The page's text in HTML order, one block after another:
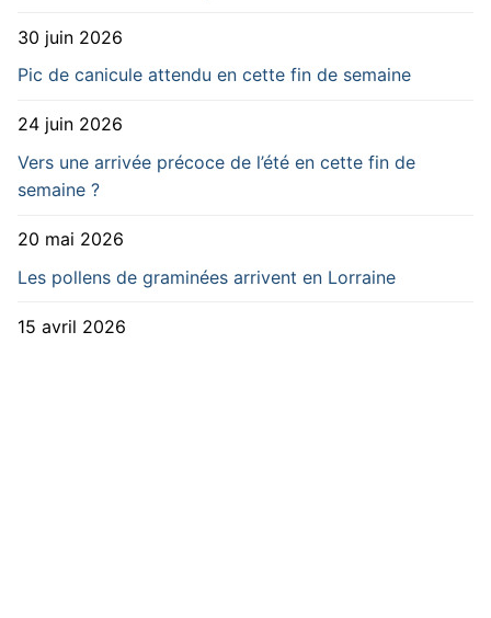
30 juin 2026
Pic de canicule attendu en cette fin de semaine
24 juin 2026
Vers une arrivée précoce de l’été en cette fin de
semaine ?
20 mai 2026
Les pollens de graminées arrivent en Lorraine
15 avril 2026